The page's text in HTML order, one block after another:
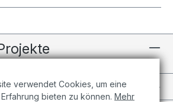
verwendet Cookies, um eine
bieten zu können. Mehr